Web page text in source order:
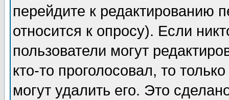
перейдите к редактированию
относится к опросу). Если
пользователи могут
кто-то проголосовал, то
могут удалить его. Это